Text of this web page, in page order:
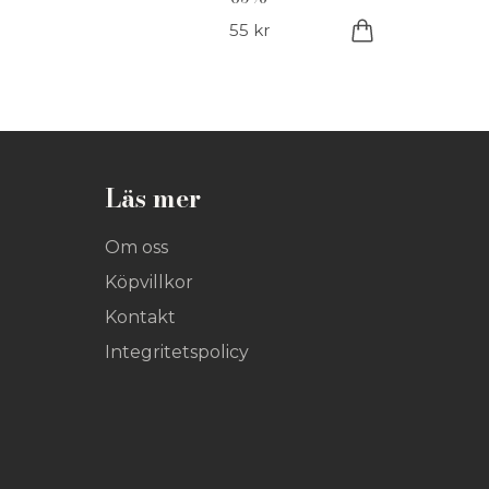
55 kr
Läs mer
Om oss
Köpvillkor
Kontakt
Integritetspolicy